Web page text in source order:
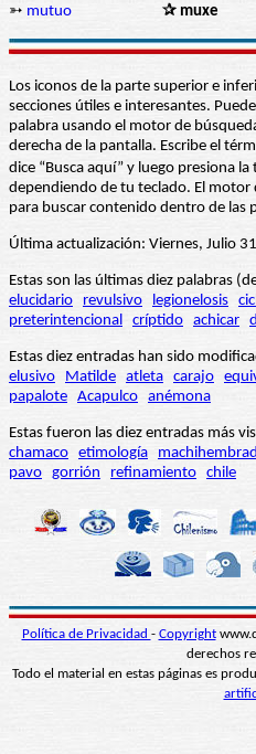
➳ mutuo ✰ muxe
Los iconos de la parte superior e
secciones útiles e interesantes.
palabra usando el motor de
derecha de la pantalla. Escribe el
dice “Busca aquí” y luego presiona
dependiendo de tu teclado. El motor
para buscar contenido dentro de las
Última actualización: Viernes, Julio
Estas son las últimas diez palabras
elucidario
revulsivo legionelosis
preterintencional críptido achicar
Estas diez entradas han sido
elusivo
Matilde atleta carajo
papalote Acapulco anémona
Estas fueron las diez entradas más
chamaco etimología
pavo gorrión refinamiento chile
Política de Privacidad - Copyright
derechos
Todo el material en estas páginas es